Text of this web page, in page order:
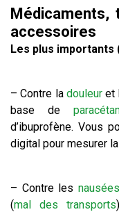
Médicaments,
accessoires
Les plus
– Contre la douleuret
base de
d’ibuprofène. Vous
digital pour mesurer
– Contre les nausées
(mal des transports